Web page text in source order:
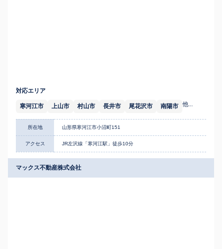
対応エリア
寒河江市 上山市 村山市 長井市 尾花沢市 南陽市 他...
所在地 山形県寒河江市小沼町151
アクセス JR左沢線「寒河江駅」徒歩10分
マックス不動産株式会社